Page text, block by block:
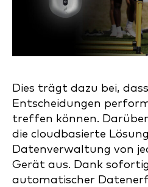
Dies trägt dazu bei,
Entscheidungen
treffen können.
die cloudbasierte
Datenverwaltung von
Gerät aus. Dank
automatischer